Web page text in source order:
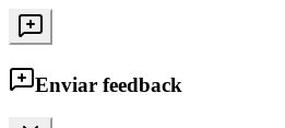
Enviar feedback